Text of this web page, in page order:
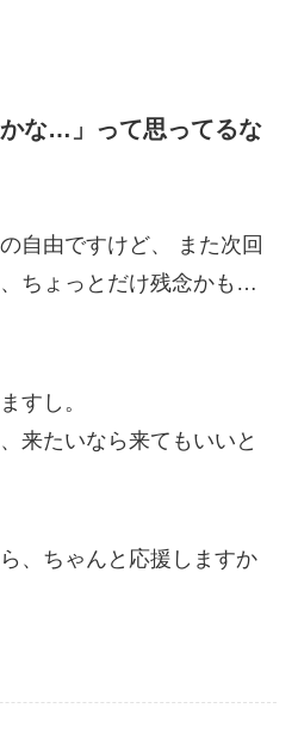
かな…」って思ってるな
自由ですけど、 また次回
ちょっとだけ残念かも…
すし。
来たいなら来てもいいと
、ちゃんと応援しますか